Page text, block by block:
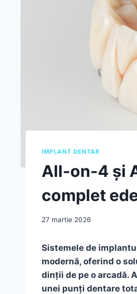
IMPLANT DENTAR
All-on-4 și
complet
27 martie 2026
Sistemele de
modernă, oferind o
dinții de pe o arcadă.
unei punți dentare